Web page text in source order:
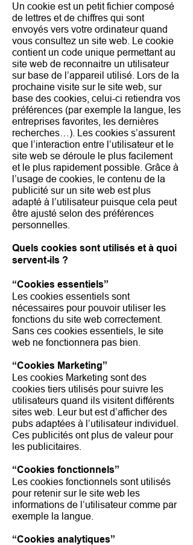
Un cookie est un petit fichier composé
de lettres et de chiffres qui sont
envoyés vers votre ordinateur quand
vous consultez un site web. Le cookie
contient un code unique permettant au
site web de reconnaitre un utilisateur
sur base de l’appareil utilisé. Lors de la
prochaine visite sur le site web, sur
base des cookies, celui-ci retiendra vos
préférences (par exemple la langue, les
entreprises favorites, les dernières
recherches…). Les cookies s’assurent
que l’interaction entre l’utilisateur et le
site web se déroule le plus facilement
et le plus rapidement possible. Grâce à
l’usage de cookies, le contenu de la
publicité sur un site web est plus
adapté à l’utilisateur puisque cela peut
être ajusté selon des préférences
personnelles.
Quels cookies sont utilisés et à quoi
servent-ils ?
“Cookies essentiels”
Les cookies essentiels sont
nécessaires pour pouvoir utiliser les
fonctions du site web correctement.
Sans ces cookies essentiels, le site
web ne fonctionnera pas bien.
“Cookies Marketing”
Les cookies Marketing sont des
cookies tiers utilisés pour suivre les
utilisateurs quand ils visitent différents
sites web. Leur but est d’afficher des
pubs adaptées à l’utilisateur individuel.
Ces publicités ont plus de valeur pour
les publicitaires.
“Cookies fonctionnels”
Les cookies fonctionnels sont utilisés
pour retenir sur le site web les
informations de l’utilisateur comme par
exemple la langue.
“Cookies analytiques”